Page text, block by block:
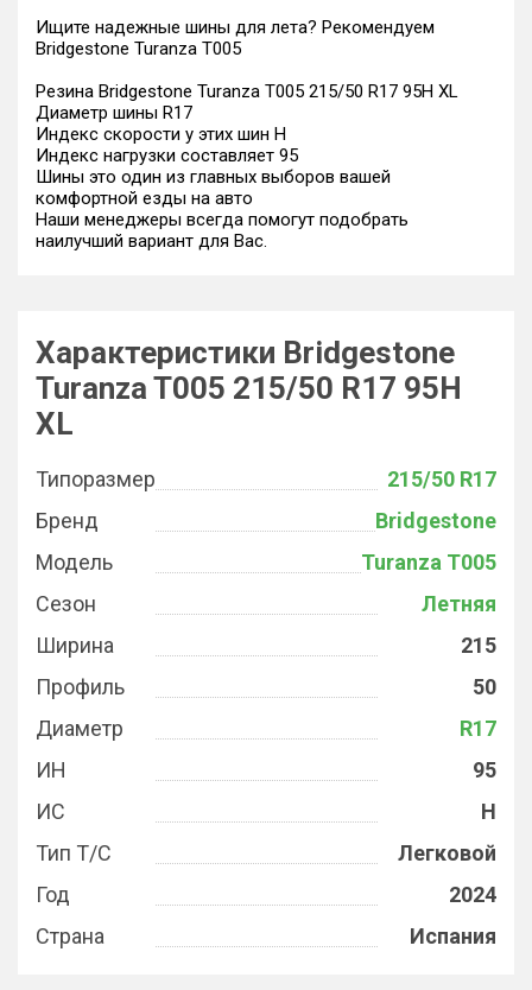
Ищите надежные шины для лета? Рекомендуем
Bridgestone Turanza T005
Резина Bridgestone Turanza T005 215/50 R17 95H XL
Диаметр шины R17
Индекс скорости у этих шин H
Индекс нагрузки составляет 95
Шины это один из главных выборов вашей
комфортной езды на авто
Наши менеджеры всегда помогут подобрать
наилучший вариант для Вас.
Характеристики Bridgestone
Turanza T005 215/50 R17 95H
XL
Типоразмер
215/50 R17
Бренд
Bridgestone
Модель
Turanza T005
Сезон
Летняя
Ширина
215
Профиль
50
Диаметр
R17
ИН
95
ИС
H
Тип Т/С
Легковой
Год
2024
Страна
Испания